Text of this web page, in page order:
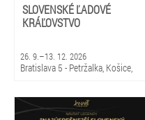
SLOVENSKÉ ĽADOVÉ
KRÁĽOVSTVO
26. 9.–13. 12. 2026
Bratislava 5 - Petržalka, Košice,
Sládkovičovo, Stará Ľubovňa,
Kežmarok, Nové Zámky, Pezinok,